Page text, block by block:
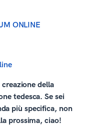
ONLINE
della
tedesca. Se sei
più specifica, non
prossima, ciao!